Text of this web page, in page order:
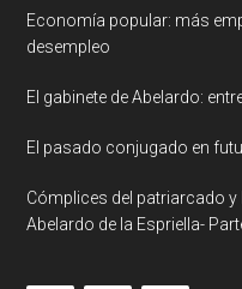
Economía popular: más
desempleo
El gabinete de Abelardo:
El pasado conjugado en
Cómplices del patriarcado
Abelardo de la Espriella-